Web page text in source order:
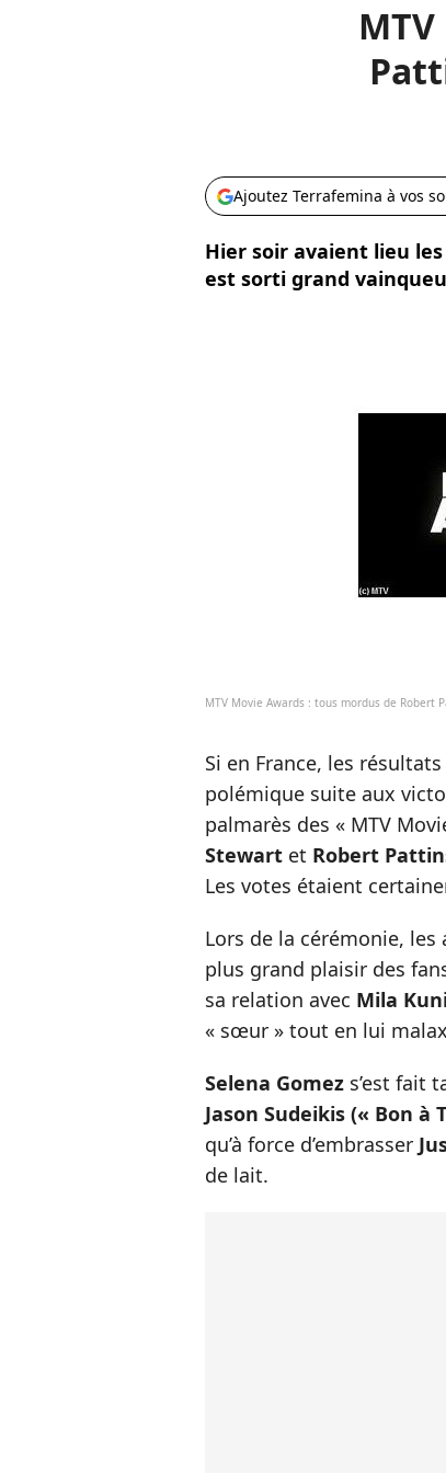
Ajoutez Terrafemina à vos
Hier soir avaient lieu
est sorti grand
MTV Movie Awards : tous mordus de
Si en France, les résultats
polémique suite aux
palmarès des « MTV
Stewart et Robert
Les votes étaient
Lors de la cérémonie,
plus grand plaisir des
sa relation avec Mila
« sœur » tout en lui
Selena Gomez s’est fait
Jason Sudeikis (« Bon à
qu’à force d’embrasser
de lait.